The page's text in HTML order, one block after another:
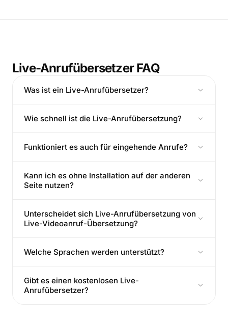
Live-Anrufübersetzer FAQ
Was ist ein Live-Anrufübersetzer?
Wie schnell ist die Live-Anrufübersetzung?
Funktioniert es auch für eingehende Anrufe?
Kann ich es ohne Installation auf der anderen
Seite nutzen?
Unterscheidet sich Live-Anrufübersetzung von
Live-Videoanruf-Übersetzung?
Welche Sprachen werden unterstützt?
Gibt es einen kostenlosen Live-
Anrufübersetzer?